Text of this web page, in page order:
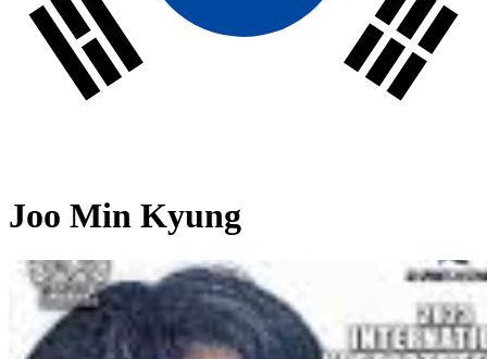
Joo Min Kyung